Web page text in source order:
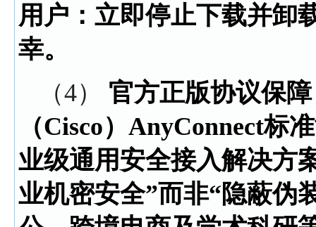
用户：立即停止下载并卸
幸。
（4） 官方正版协议保
（Cisco）AnyConnect标
业级通用安全接入解决方
业机密安全”而非“隐蔽伪